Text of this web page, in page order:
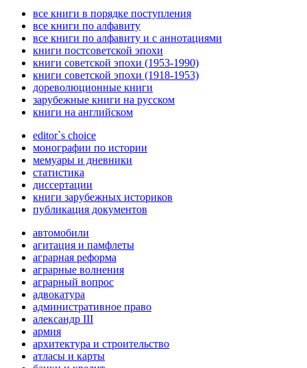
все книги в порядке поступления
все книги по алфавиту
все книги по алфавиту и с аннотациями
книги постсоветской эпохи
книги советской эпохи (1953-1990)
книги советской эпохи (1918-1953)
дореволюционные книги
зарубежные книги на русском
книги на английском
editor`s choice
монографии по истории
мемуары и дневники
статистика
диссертации
книги зарубежных историков
публикация документов
автомобили
агитация и памфлеты
аграрная реформа
аграрные волнения
аграрный вопрос
адвокатура
административное право
александр III
армия
архитектура и строительство
атласы и карты